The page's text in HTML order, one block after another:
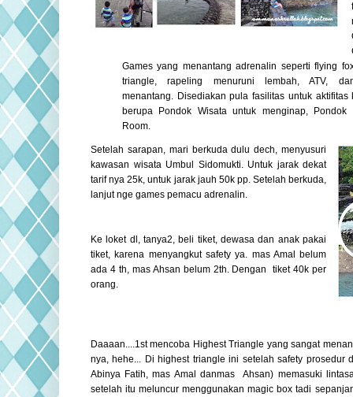
Games yang menantang adrenalin seperti flying
triangle, rapeling menuruni lembah, ATV,
menantang. Disediakan pula fasilitas untuk
berupa Pondok Wisata untuk menginap, Pondok
Room.
Setelah sarapan, mari berkuda dulu dech, menyusuri
kawasan wisata Umbul Sidomukti. Untuk jarak dekat
tarif nya 25k, untuk jarak jauh 50k pp. Setelah berkuda,
lanjut nge games pemacu adrenalin.
Ke loket dl, tanya2, beli tiket, dewasa dan anak pakai
tiket, karena menyangkut safety ya. mas Amal belum
ada 4 th, mas Ahsan belum 2th. Dengan tiket 40k per
orang.
Daaaan....1st mencoba Highest Triangle yang sangat
nya, hehe... Di highest triangle ini setelah safety prosedur
Abinya Fatih, mas Amal danmas Ahsan) memasuki
setelah itu meluncur menggunakan magic box tadi